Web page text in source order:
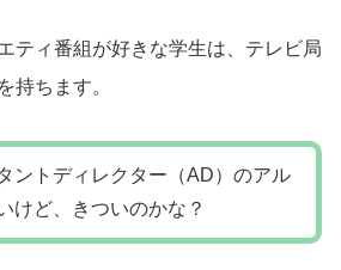
ティ番組が好きな学生は、テレビ局
持ちます。
ントディレクター（AD）のアル
けど、きついのかな？